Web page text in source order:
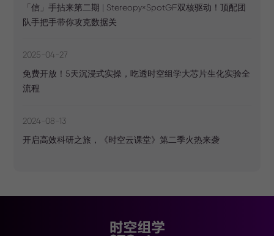
「信」手拈来第二期 | Stereopy×SpotGF双核驱动！顶配团
队手把手带你攻克数据关
2025-04-27
免费开放！5天沉浸式实操，吃透时空组学大芯片生化实验全
流程
2024-08-13
开启高效科研之旅，《时空云课堂》第二季火热来袭